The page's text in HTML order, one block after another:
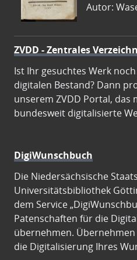
Autor:
ZVDD - Zentrales
Ist Ihr gesuchtes Werk
digitalen Bestand? Dann
unserem ZVDD Portal, das
bundesweit digitalisierte
DigiWunschbuch
Die Niedersächsische
Universitätsbibliothek
dem Service
Patenschaften für die
übernehmen.
die Digitalisierung Ihres